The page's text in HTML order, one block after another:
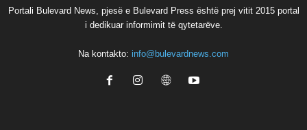
Portali Bulevard News, pjesë e Bulevard Press është prej vitit 2015 portal
i dedikuar informimit të qytetarëve.
Na kontakto: info@bulevardnews.com